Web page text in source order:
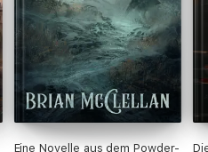
Eine Novelle aus dem Powder-